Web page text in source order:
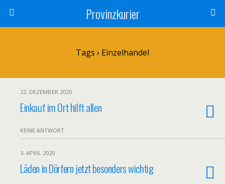
Provinzkurier
Tags › Einzelhandel
22. DEZEMBER 2020
Einkauf im Ort hilft allen
KEINE ANTWORT
3. APRIL 2020
Läden in Dörfern jetzt besonders wichtig